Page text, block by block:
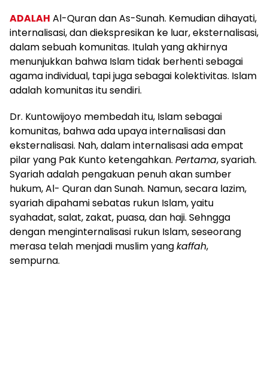
ADALAH Al-Quran dan As-Sunah. Kemudian dihayati,
internalisasi, dan diekspresikan ke luar, eksternalisasi,
dalam sebuah komunitas. Itulah yang akhirnya
menunjukkan bahwa Islam tidak berhenti sebagai
agama individual, tapi juga sebagai kolektivitas. Islam
adalah komunitas itu sendiri.
Dr. Kuntowijoyo membedah itu, Islam sebagai
komunitas, bahwa ada upaya internalisasi dan
eksternalisasi. Nah, dalam internalisasi ada empat
pilar yang Pak Kunto ketengahkan. Pertama, syariah.
Syariah adalah pengakuan penuh akan sumber
hukum, Al- Quran dan Sunah. Namun, secara lazim,
syariah dipahami sebatas rukun Islam, yaitu
syahadat, salat, zakat, puasa, dan haji. Sehngga
dengan menginternalisasi rukun Islam, seseorang
merasa telah menjadi muslim yangkaffah,
sempurna.